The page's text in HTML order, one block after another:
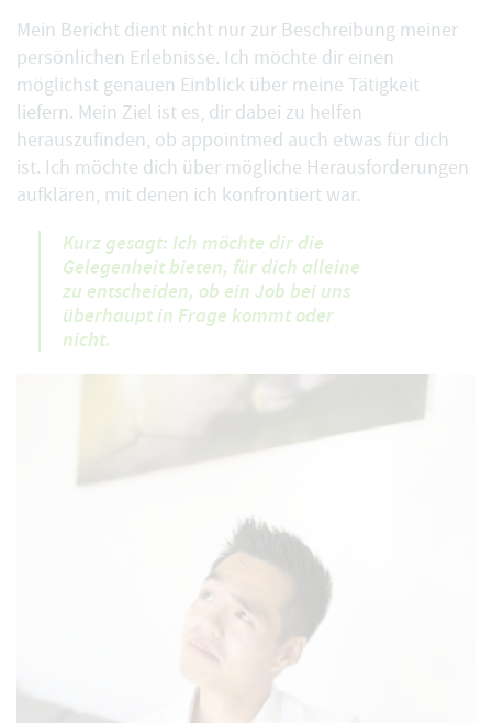
Mein Bericht dient nicht nur zur Beschreibung meiner
persönlichen Erlebnisse. Ich möchte dir einen
möglichst genauen Einblick über meine Tätigkeit
liefern. Mein Ziel ist es, dir dabei zu helfen
herauszufinden, ob appointmed auch etwas für dich
ist. Ich möchte dich über mögliche Herausforderungen
aufklären, mit denen ich konfrontiert war.
Kurz gesagt: Ich möchte dir die
Gelegenheit bieten, für dich alleine
zu entscheiden, ob ein Job bei uns
überhaupt in Frage kommt oder
nicht.